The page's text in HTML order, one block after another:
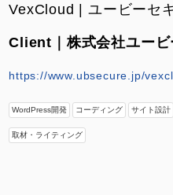
VexCloud | ユービーセ
Client｜株式会社ユービ
https://www.ubsecure.jp/
WordPress開発 コーディング サイト設計
取材・ライティング